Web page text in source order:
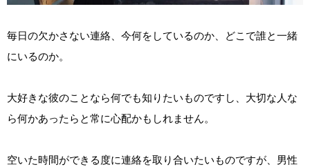
毎日の欠かさない連絡、今何をしているのか、どこで誰と一緒
にいるのか。
大好きな彼のことなら何でも知りたいものですし、大切な人な
ら何かあったらと常に心配かもしれません。
空いた時間ができる度に連絡を取り合いたいものですが、男性